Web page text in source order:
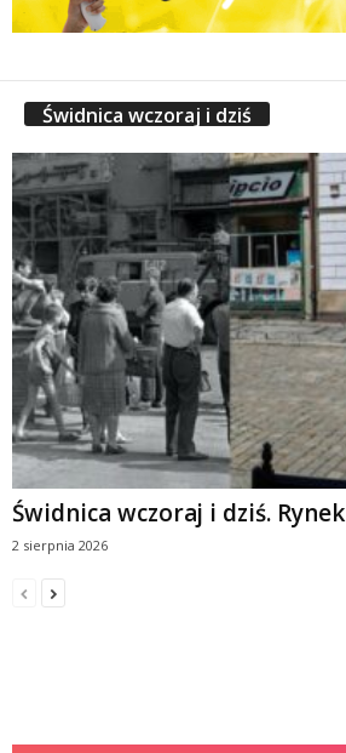
Świdnica wczoraj i dziś
Świdnica wczoraj i dziś. Rynek
2 sierpnia 2026